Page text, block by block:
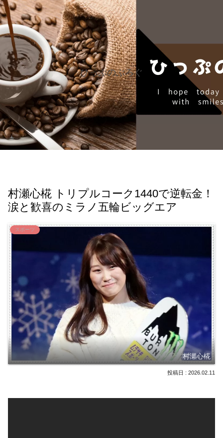
ひっぷのぶろぐ
村瀬心椛 トリプルコーク1440で逆転金！
涙と歓喜のミラノ五輪ビッグエア
スポーツ
村瀬心椛
2026.02.11